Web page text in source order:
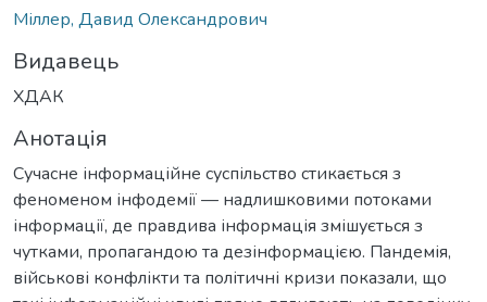
Міллер, Давид Олександрович
Видавець
ХДАК
Анотація
Сучасне інформаційне суспільство стикається з
феноменом інфодемії — надлишковими потоками
інформації, де правдива інформація змішується з
чутками, пропагандою та дезінформацією. Пандемія,
військові конфлікти та політичні кризи показали, що